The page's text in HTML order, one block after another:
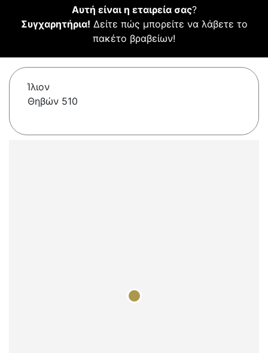
Αυτή είναι η εταιρεία σας?
Συγχαρητήρια! Δείτε πώς μπορείτε να λάβετε το
πακέτο βραβείων!
Ίλιον
Θηβών 510